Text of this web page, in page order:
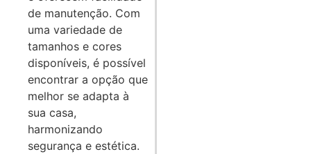
de manutenção. Com
uma variedade de
tamanhos e cores
disponíveis, é possível
encontrar a opção que
melhor se adapta à
sua casa,
harmonizando
segurança e estética.